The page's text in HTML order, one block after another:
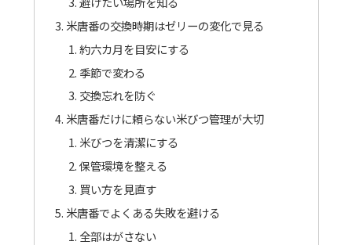
米唐番の交換時期はゼリーの変化で見る
約六カ月を目安にする
季節で変わる
交換忘れを防ぐ
米唐番だけに頼らない米びつ管理が大切
米びつを清潔にする
保管環境を整える
買い方を見直す
米唐番でよくある失敗を避ける
全部はがさない